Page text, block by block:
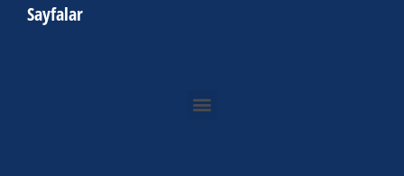
Sayfalar